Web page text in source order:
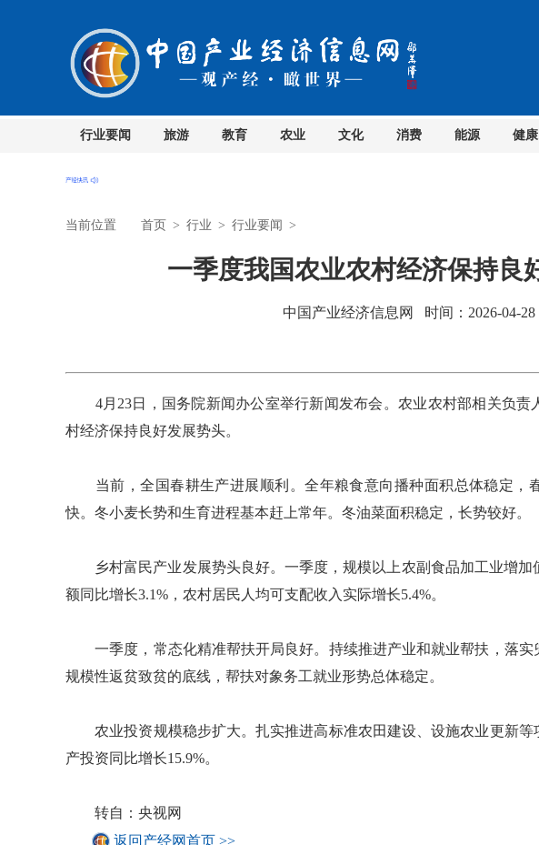
行业要闻 旅游 教育 农业 文化 消费 能源 健康
当前位置 首页 > 行业 > 行业要闻 >
一季度我国农业农村经济保持良
中国产业经济信息网 时间：2026-04-28
4月23日，国务院新闻办公室举行新闻发布会。农业农村部相关负责
村经济保持良好发展势头。
当前，全国春耕生产进展顺利。全年粮食意向播种面积总体稳定，
快。冬小麦长势和生育进程基本赶上常年。冬油菜面积稳定，长势较好。
乡村富民产业发展势头良好。一季度，规模以上农副食品加工业增加
额同比增长3.1%，农村居民人均可支配收入实际增长5.4%。
一季度，常态化精准帮扶开局良好。持续推进产业和就业帮扶，落实
规模性返贫致贫的底线，帮扶对象务工就业形势总体稳定。
农业投资规模稳步扩大。扎实推进高标准农田建设、设施农业更新等
产投资同比增长15.9%。
转自：央视网
返回产经网首页 >>